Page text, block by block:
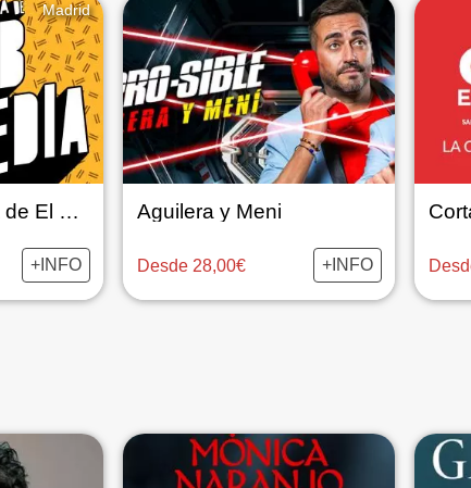
Madrid
La Hora y Media de El Club de la Comedia Madrid
+INFO
Aguilera y Meni
Desde 28,00€ +INFO